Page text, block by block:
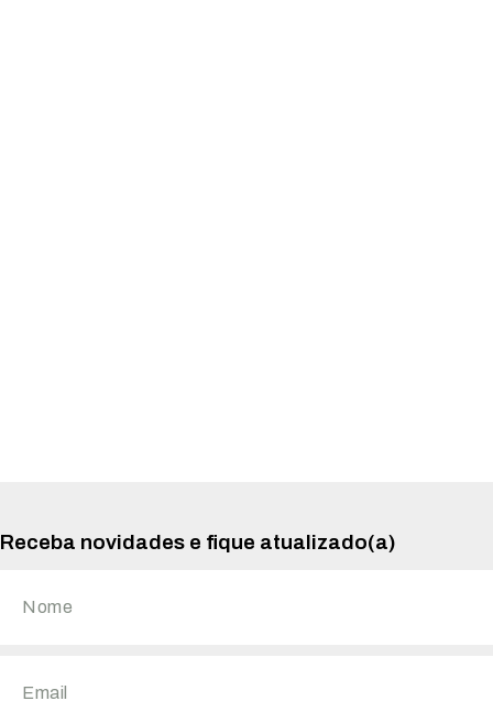
Receba novidades e fique atualizado(a)